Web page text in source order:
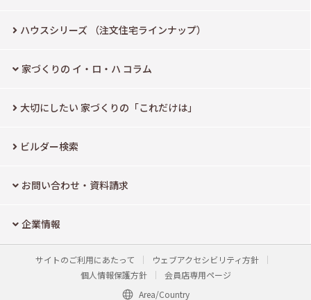
ハウスシリーズ （注文住宅ラインナップ）
家づくりの イ・ロ・ハ コラム
大切にしたい 家づくりの「これだけは」
ビルダー検索
お問い合わせ・資料請求
企業情報
サイトのご利用にあたって
ウェブアクセシビリティ方針
個人情報保護方針
会員店専用ページ
Area/Country